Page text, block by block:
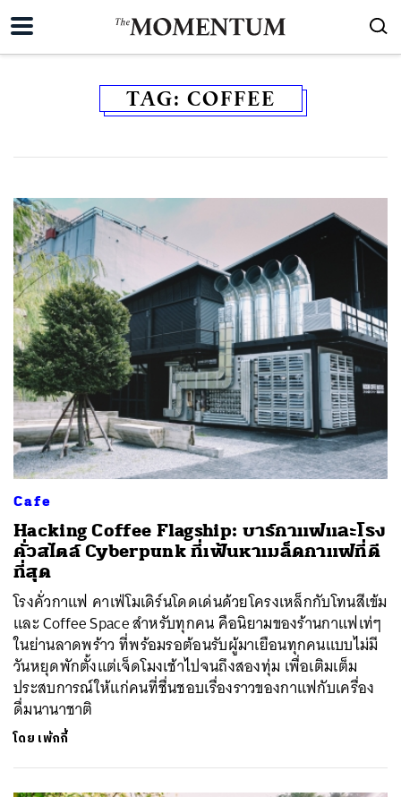
TAG: COFFEE
Cafe
Hacking Coffee Flagship: บาร์กาแฟและโรง
คั่วสไตล์ Cyberpunk ที่เฟ้นหาเมล็ดกาแฟที่ดี
ที่สุด
โรงคั่วกาแฟ คาเฟ่โมเดิร์นโดดเด่นด้วยโครงเหล็กกับโทนสีเข้ม
และ Coffee Space สำหรับทุกคน คือนิยามของร้านกาแฟเท่ๆ
ในย่านลาดพร้าว ที่พร้อมรอต้อนรับผู้มาเยือนทุกคนแบบไม่มี
วันหยุดพักตั้งแต่เจ็ดโมงเช้าไปจนถึงสองทุ่ม เพื่อเติมเต็ม
ประสบการณ์ให้แก่คนที่ชื่นชอบเรื่องราวของกาแฟกับเครื่อง
ดื่มนานาชาติ
โดย เพ้กกี้